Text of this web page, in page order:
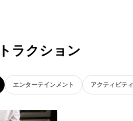
ラクション
エンターテインメント アクティビティ